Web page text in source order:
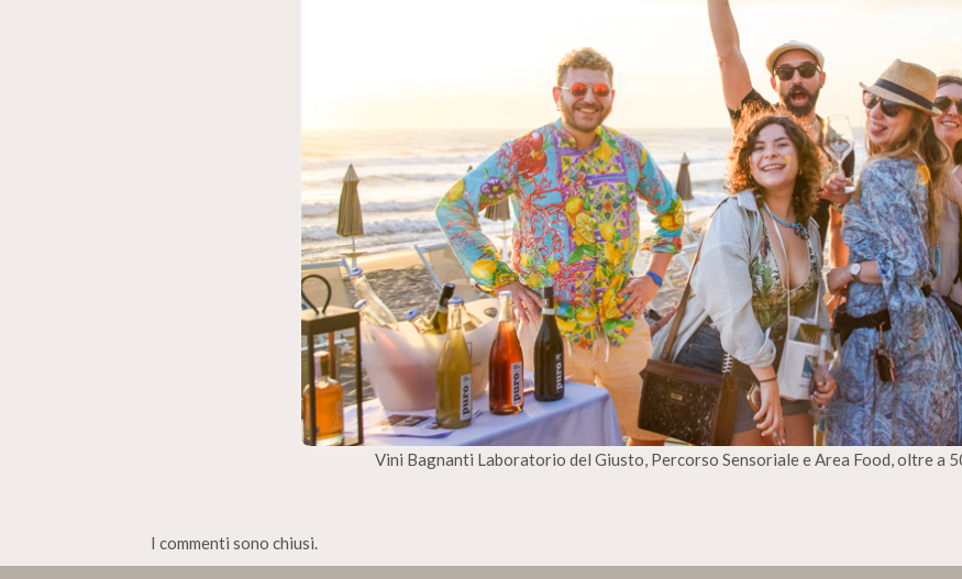
Vini Bagnanti Laboratorio del Giusto, Percorso Sensoriale e Area Food, oltre a
I commenti sono chiusi.